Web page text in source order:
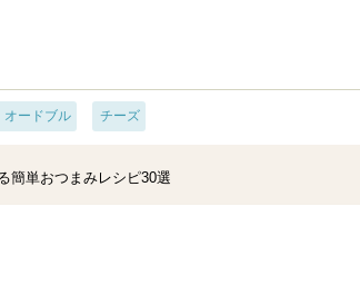
オードブル チーズ
簡単おつまみレシピ30選